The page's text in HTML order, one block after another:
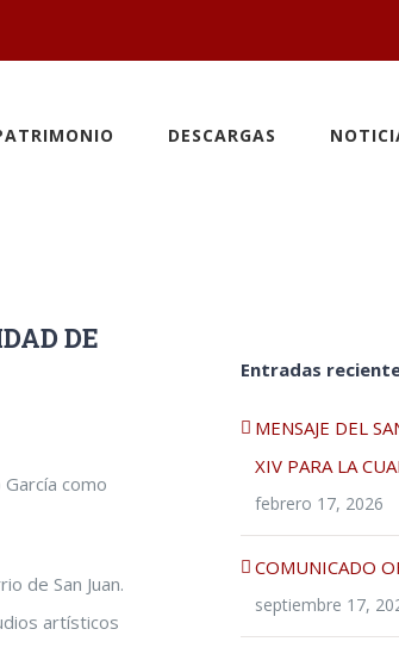
DESCARGAS
DE
como
de San Juan.
artísticos
Entradas
MENSAJE DEL
XIV PARA LA
febrero 17, 2026
COMUNICADO
septiembre 17,